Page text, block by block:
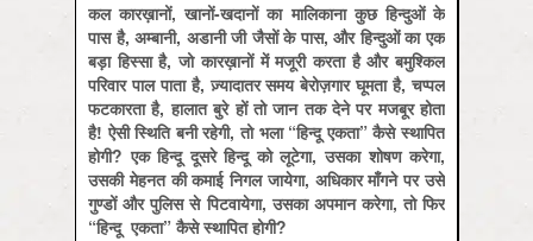
कलकारख़ानों,खानों-खदानोंकामालिकानाकुछहिन्दुओंके
पासहै,अम्बानी, अडानीजीजैसोंकेपास,औरहिन्दुओंकाएक
बड़ाहिस्साहै,जोकारख़ानोंमेंमजूरीकरताहैऔरबमुश्किल
परिवारपालपाताहै,ज़्यादातरसमयबेरोज़गारघूमताहै,चप्पल
फटकारताहै,हालातबुरेहोंतोजानतकदेनेपरमजबूरहोता
है!ऐसीस्थितिबनीरहेगी,तो भला “हिन्दूएकता”कैसेस्थापित
होगी? एकहिन्दूदूसरेहिन्दूकोलूटेगा,उसकाशोषणकरेगा,
उसकीमेहनतकीकमाईनिगलजायेगा, अधिकारमाँगनेपरउसे
गुण्डोंऔरपुलिससेपिटवायेगा,उसका अपमानकरेगा,तोफिर
“हिन्दूएकता”कैसेस्थापितहोगी?